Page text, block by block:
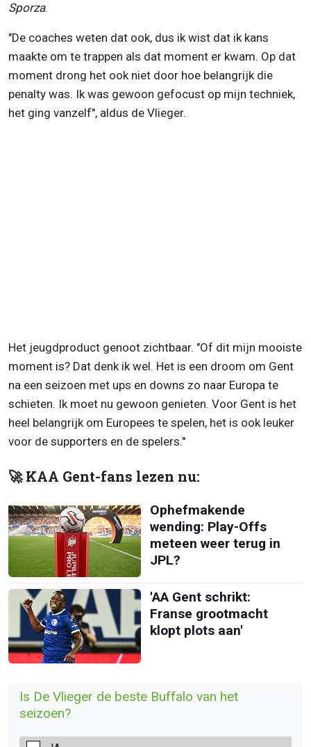
Sporza.
"De coaches weten dat ook, dus ik wist dat ik kans
maakte om te trappen als dat moment er kwam. Op dat
moment drong het ook niet door hoe belangrijk die
penalty was. Ik was gewoon gefocust op mijn techniek,
het ging vanzelf", aldus de Vlieger.
Het jeugdproduct genoot zichtbaar. "Of dit mijn mooiste
moment is? Dat denk ik wel. Het is een droom om Gent
na een seizoen met ups en downs zo naar Europa te
schieten. Ik moet nu gewoon genieten. Voor Gent is het
heel belangrijk om Europees te spelen, het is ook leuker
voor de supporters en de spelers."
🚀 KAA Gent-fans lezen nu:
Ophefmakende
wending: Play-Offs
meteen weer terug in
JPL?
'AA Gent schrikt:
Franse grootmacht
klopt plots aan'
Is De Vlieger de beste Buffalo van het
seizoen?